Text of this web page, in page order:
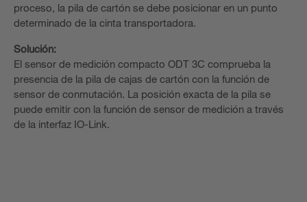
proceso, la pila de cartón se debe posicionar en un punto
determinado de la cinta transportadora.
Solución:
El sensor de medición compacto ODT 3C comprueba la
presencia de la pila de cajas de cartón con la función de
sensor de conmutación. La posición exacta de la pila se
puede emitir con la función de sensor de medición a través
de la interfaz IO-Link.